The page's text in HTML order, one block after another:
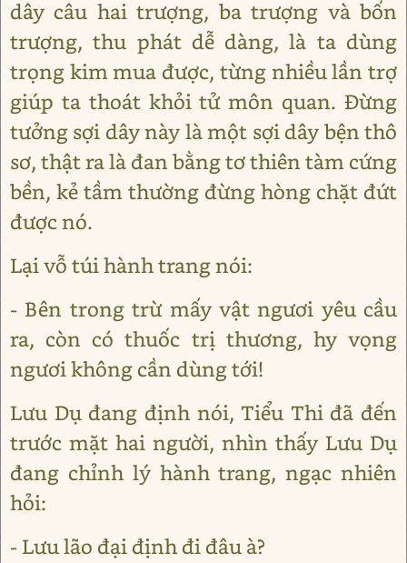
dây câu hai trượng, ba trượng và bốn
trượng, thu phát dễ dàng, là ta dùng
trọng kim mua được, từng nhiều lần trợ
giúp ta thoát khỏi tử môn quan. Đừng
tưởng sợi dây này là một sợi dây bện thô
sơ, thật ra là đan bằng tơ thiên tàm cứng
bền, kẻ tầm thường đừng hòng chặt đứt
được nó.
Lại vỗ túi hành trang nói:
- Bên trong trừ mấy vật ngươi yêu cầu
ra, còn có thuốc trị thương, hy vọng
ngươi không cần dùng tới!
Lưu Dụ đang định nói, Tiểu Thi đã đến
trước mặt hai người, nhìn thấy Lưu Dụ
đang chỉnh lý hành trang, ngạc nhiên
hỏi:
- Lưu lão đại định đi đâu à?